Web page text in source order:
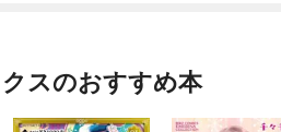
スのおすすめ本